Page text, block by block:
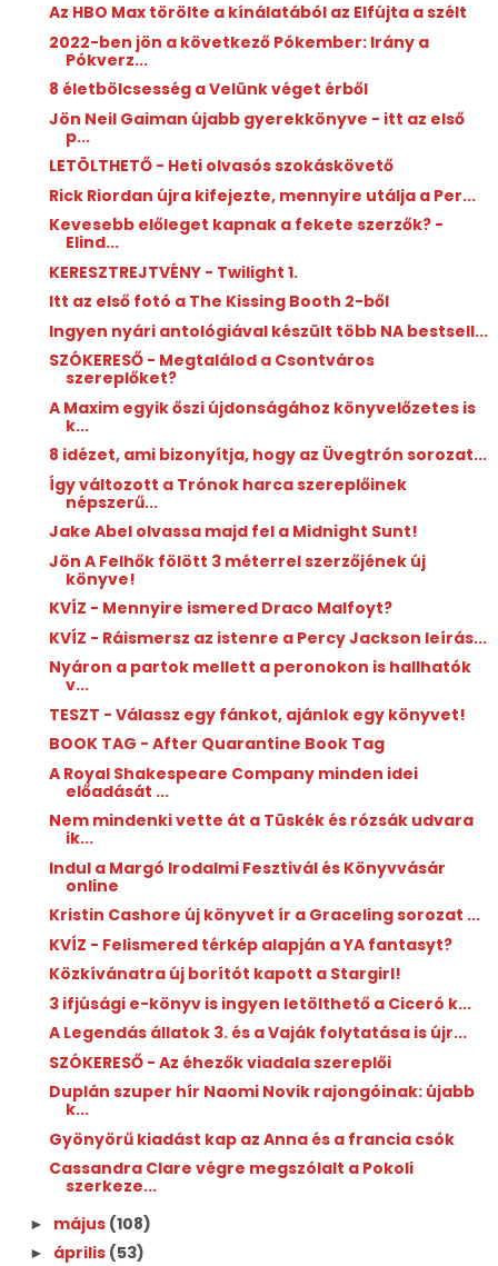
Az HBO Max törölte a kínálatából az Elfújta a szélt
2022-ben jön a következő Pókember: Irány a
Pókverz...
8 életbölcsesség a Velünk véget érből
Jön Neil Gaiman újabb gyerekkönyve - itt az első
p...
LETÖLTHETŐ - Heti olvasós szokáskövető
Rick Riordan újra kifejezte, mennyire utálja a Per...
Kevesebb előleget kapnak a fekete szerzők? -
Elind...
KERESZTREJTVÉNY - Twilight 1.
Itt az első fotó a The Kissing Booth 2-ből
Ingyen nyári antológiával készült több NA bestsell...
SZÓKERESŐ - Megtalálod a Csontváros
szereplőket?
A Maxim egyik őszi újdonságához könyvelőzetes is
k...
8 idézet, ami bizonyítja, hogy az Üvegtrón sorozat...
Így változott a Trónok harca szereplőinek
népszerű...
Jake Abel olvassa majd fel a Midnight Sunt!
Jön A Felhők fölött 3 méterrel szerzőjének új
könyve!
KVÍZ - Mennyire ismered Draco Malfoyt?
KVÍZ - Ráismersz az istenre a Percy Jackson leírás...
Nyáron a partok mellett a peronokon is hallhatók
v...
TESZT - Válassz egy fánkot, ajánlok egy könyvet!
BOOK TAG - After Quarantine Book Tag
A Royal Shakespeare Company minden idei
előadását ...
Nem mindenki vette át a Tüskék és rózsák udvara
ik...
Indul a Margó Irodalmi Fesztivál és Könyvvásár
online
Kristin Cashore új könyvet ír a Graceling sorozat ...
KVÍZ - Felismered térkép alapján a YA fantasyt?
Közkívánatra új borítót kapott a Stargirl!
3 ifjúsági e-könyv is ingyen letölthető a Ciceró k...
A Legendás állatok 3. és a Vaják folytatása is újr...
SZÓKERESŐ - Az éhezők viadala szereplői
Duplán szuper hír Naomi Novik rajongóinak: újabb
k...
Gyönyörű kiadást kap az Anna és a francia csók
Cassandra Clare végre megszólalt a Pokoli
szerkeze...
► május (108)
► április (53)